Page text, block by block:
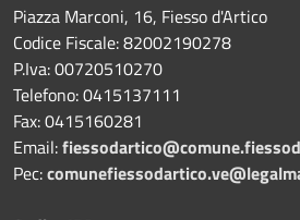
Piazza Marconi, 16, Fiesso d'Artico
Codice Fiscale: 82002190278
P.Iva: 00720510270
Telefono:0415137111
Fax:0415160281
Email:
Pec: